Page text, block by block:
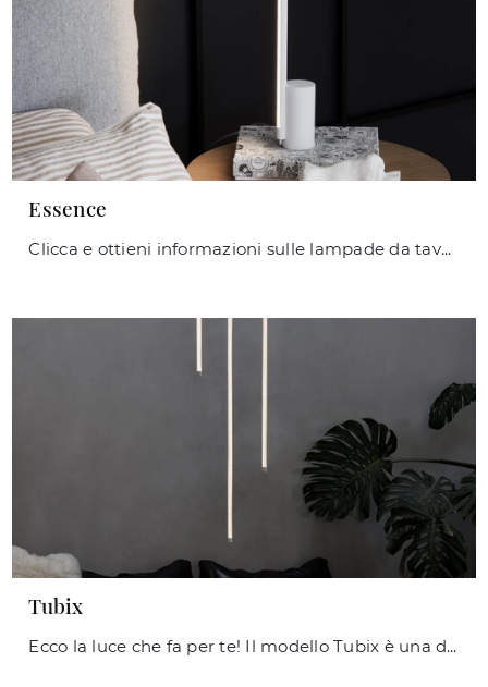
Essence
Clicca e ottieni informazioni sulle lampade da tavolo di Ideal Lux: il modello Essence in metallo ti aspetta!
Tubix
Ecco la luce che fa per te! Il modello Tubix è una delle nostre lampade a sospensione di Ideal Lux.